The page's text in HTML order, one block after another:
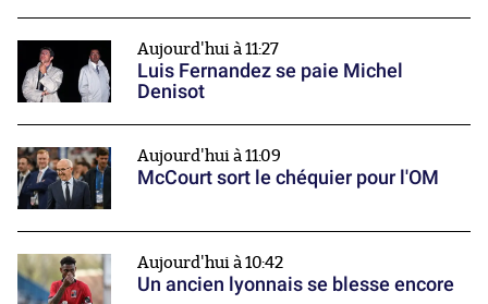
Aujourd'hui à 11:27
Luis Fernandez se paie Michel
Denisot
Aujourd'hui à 11:09
McCourt sort le chéquier pour l'OM
Aujourd'hui à 10:42
Un ancien lyonnais se blesse encore